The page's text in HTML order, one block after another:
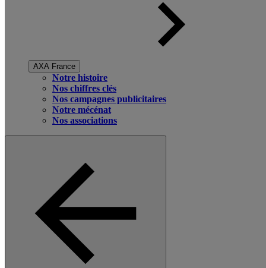
AXA France
Notre histoire
Nos chiffres clés
Nos campagnes publicitaires
Notre mécénat
Nos associations